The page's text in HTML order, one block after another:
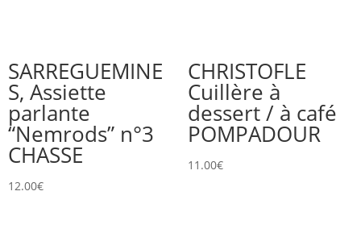
SARREGUEMINE
S, Assiette
parlante
“Nemrods” n°3
CHASSE
12.00€
CHRISTOFLE
Cuillère à
dessert / à café
POMPADOUR
11.00€